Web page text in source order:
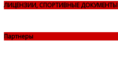
ЛИЦЕНЗИИ, СПОРТИВНЫЕ ДОКУМЕНТЫ
Партнеры